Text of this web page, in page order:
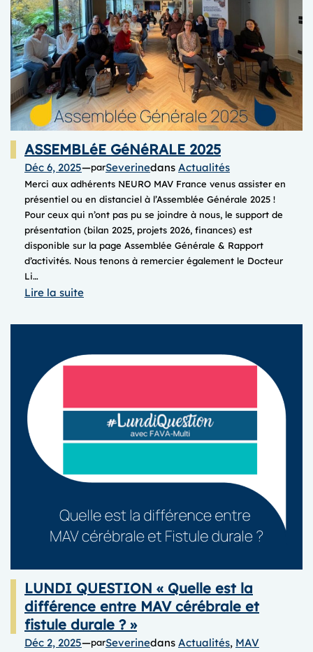
ASSEMBLéE GéNéRALE 2025
Déc 6, 2025—parSeverinedans Actualités
Merci aux adhérents NEURO MAV France venus assister en
présentiel ou en distanciel à l’Assemblée Générale 2025 !
Pour ceux qui n’ont pas pu se joindre à nous, le support de
présentation (bilan 2025, projets 2026, finances) est
disponible sur la page Assemblée Générale & Rapport
d’activités. Nous tenons à remercier également le Docteur
Li…
Lire la suite:
GéNéRALE
LUNDI QUESTION « Quelle est la
différence entre MAV cérébrale et
fistule durale ? »
Déc 2, 2025—parSeverinedans Actualités, MAV